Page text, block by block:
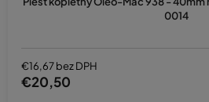
0014
€16,67 bez DPH
€20,50